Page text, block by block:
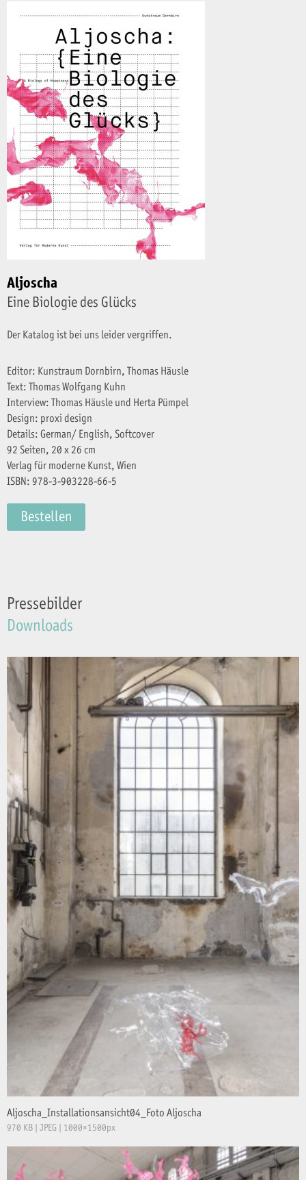
Aljoscha
Eine Biologie des Glücks
Der Katalog ist bei uns leider vergriffen.
Editor: Kunstraum Dornbirn, Thomas Häusle
Text: Thomas Wolfgang Kuhn
Interview: Thomas Häusle und Herta Pümpel
Design: proxi design
Details: German/ English, Softcover
92 Seiten, 20 x 26 cm
Verlag für moderne Kunst, Wien
ISBN: 978-3-903228-66-5
Bestellen
Pressebilder
Downloads
Aljoscha_Installationsansicht04_Foto Aljoscha
970 KB | JPEG | 1000×1500px